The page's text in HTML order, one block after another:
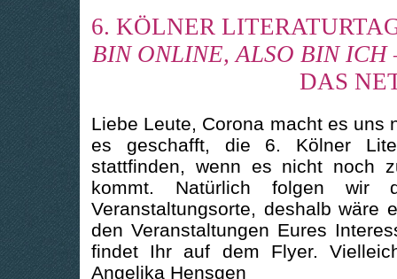
6. KÖLNER
BIN ONLINE, ALSO BIN ICH
DAS
Liebe Leute, Corona macht es uns
es geschafft, die 6. Kölner
stattfinden, wenn es nicht noch
kommt. Natürlich folgen wir
Veranstaltungsorte, deshalb wäre
den Veranstaltungen Eures
findet Ihr auf dem Flyer.
Angelika Hensgen